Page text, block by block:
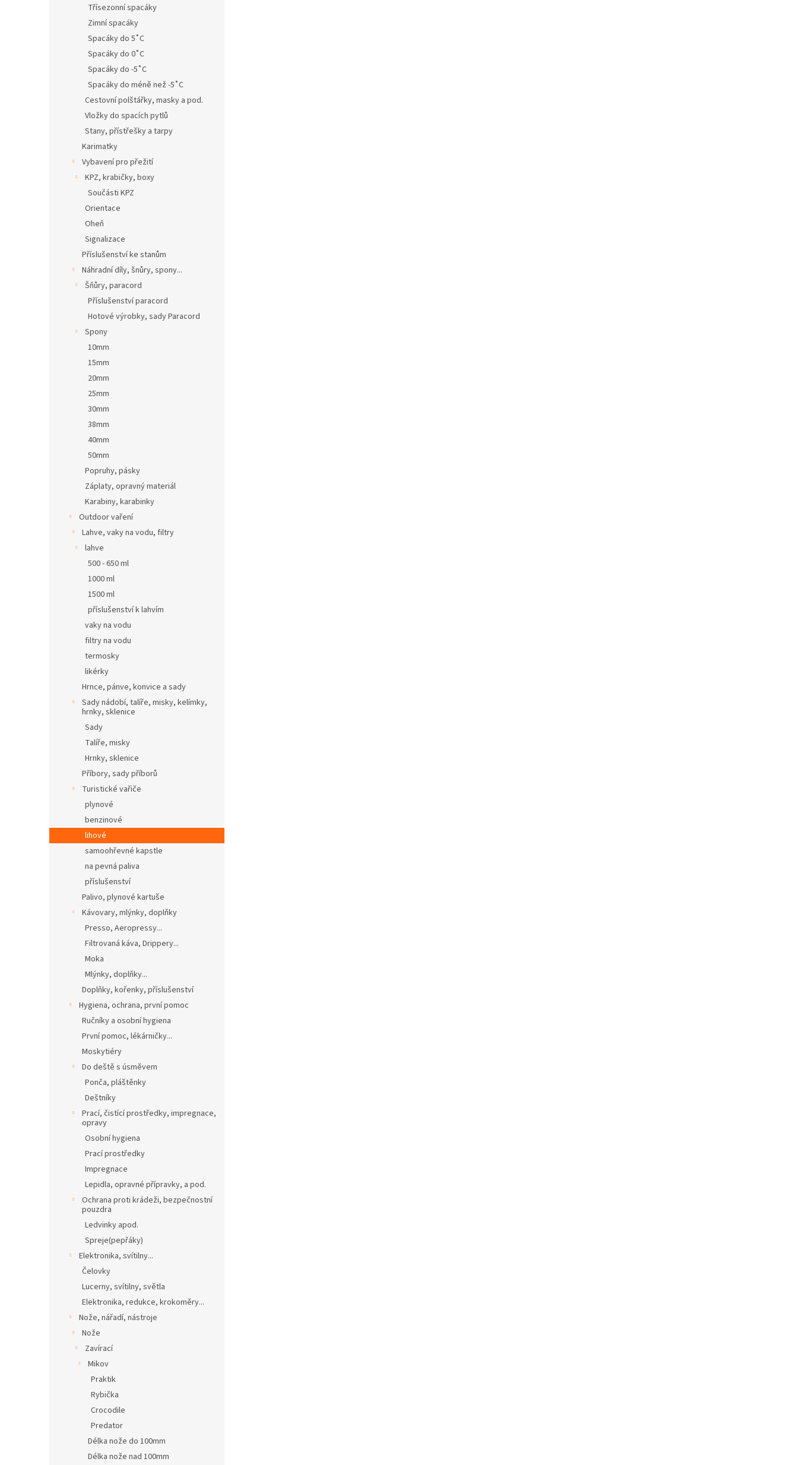
Třísezonní spacáky
Zimní spacáky
Spacáky do 5˚C
Spacáky do 0˚C
Spacáky do -5˚C
Spacáky do méně než -5˚C
Cestovní polštářky, masky a pod.
Vložky do spacích pytlů
Stany, přístřešky a tarpy
Karimatky
Vybavení pro přežití
KPZ, krabičky, boxy
Součásti KPZ
Orientace
Oheň
Signalizace
Příslušenství ke stanům
Náhradní díly, šnůry, spony...
Šňůry, paracord
Příslušenství paracord
Hotové výrobky, sady Paracord
Spony
10mm
15mm
20mm
25mm
30mm
38mm
40mm
50mm
Popruhy, pásky
Záplaty, opravný materiál
Karabiny, karabinky
Outdoor vaření
Lahve, vaky na vodu, filtry
lahve
500 - 650 ml
1000 ml
1500 ml
příslušenství k lahvím
vaky na vodu
filtry na vodu
termosky
likérky
Hrnce, pánve, konvice a sady
Sady nádobí, talíře, misky, kelímky,
hrnky, sklenice
Sady
Talíře, misky
Hrnky, sklenice
Příbory, sady příborů
Turistické vařiče
plynové
benzinové
lihové
samoohřevné kapstle
na pevná paliva
příslušenství
Palivo, plynové kartuše
Kávovary, mlýnky, doplňky
Presso, Aeropressy...
Filtrovaná káva, Drippery...
Moka
Mlýnky, doplňky...
Doplňky, kořenky, příslušenství
Hygiena, ochrana, první pomoc
Ručníky a osobní hygiena
První pomoc, lékárničky...
Moskytiéry
Do deště s úsměvem
Ponča, pláštěnky
Deštníky
Prací, čistící prostředky, impregnace,
opravy
Osobní hygiena
Prací prostředky
Impregnace
Lepidla, opravné přípravky, a pod.
Ochrana proti krádeži, bezpečnostní
pouzdra
Ledvinky apod.
Spreje(pepřáky)
Elektronika, svítilny...
Čelovky
Lucerny, svítilny, světla
Elektronika, redukce, krokoměry...
Nože, nářadí, nástroje
Nože
Zavírací
Mikov
Praktik
Rybička
Crocodile
Predator
Délka nože do 100mm
Délka nože nad 100mm